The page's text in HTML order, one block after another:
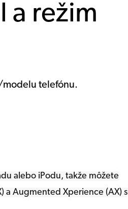
a režim
modelu telefónu.
alebo iPodu, takže môžete
a Augmented Xperience (AX) s